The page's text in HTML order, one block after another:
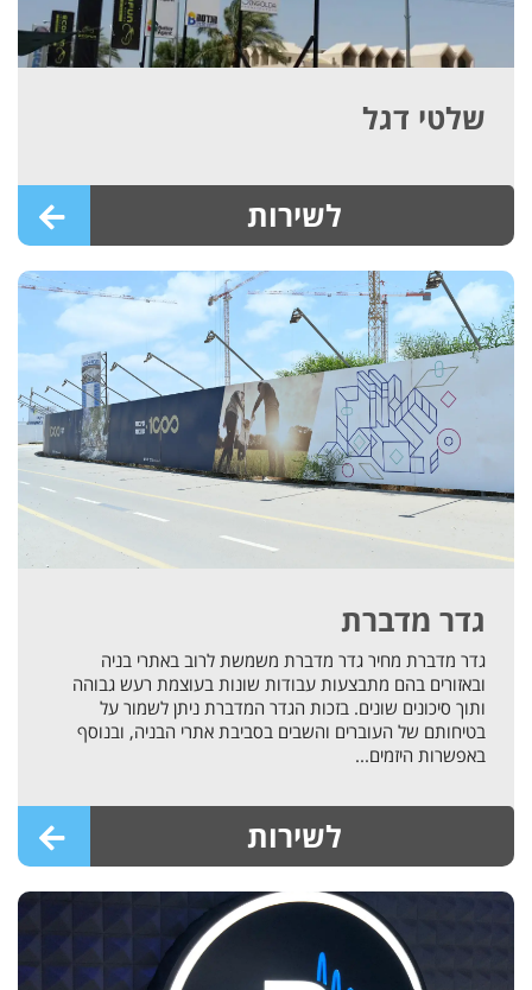
שלטי דגל
לשירות
גדר מדברת
גדר מדברת מחיר גדר מדברת משמשת לרוב באתרי בניה
ובאזורים בהם מתבצעות עבודות שונות בעוצמת רעש גבוהה
ותוך סיכונים שונים. בזכות הגדר המדברת ניתן לשמור על
בטיחותם של העוברים והשבים בסביבת אתרי הבניה, ובנוסף
באפשרות היזמים...
לשירות